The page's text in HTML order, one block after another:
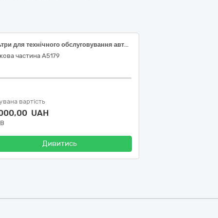
Фільтри для технічного обслуговування автомобілів
частина А5179
вартість
UAH
Дивитись